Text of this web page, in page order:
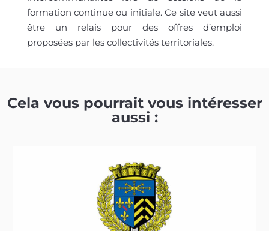
formation continue ou initiale. Ce site veut aussi
être un relais pour des offres d’emploi
proposées par les collectivités territoriales.
Cela vous pourrait vous intéresser
aussi :